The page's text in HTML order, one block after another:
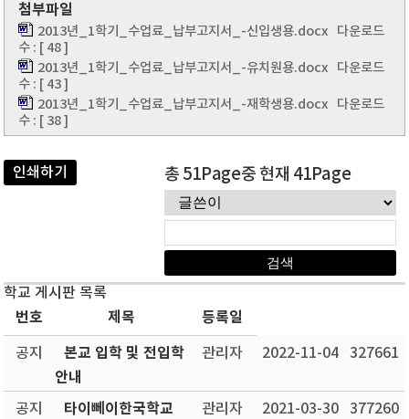
첨부파일
2013년_1학기_수업료_납부고지서_-신입생용.docx 다운로드
수 : [ 48 ]
2013년_1학기_수업료_납부고지서_-유치원용.docx 다운로드
수 : [ 43 ]
2013년_1학기_수업료_납부고지서_-재학생용.docx 다운로드
수 : [ 38 ]
인쇄하기 총 51Page중 현재 41Page
학교 게시판 목록
번호 제목 등록일
공지
본교 입학 및 전입학
안내
관리자 2022-11-04 327661
공지
타이뻬이한국학교
관리자 2021-03-30 377260